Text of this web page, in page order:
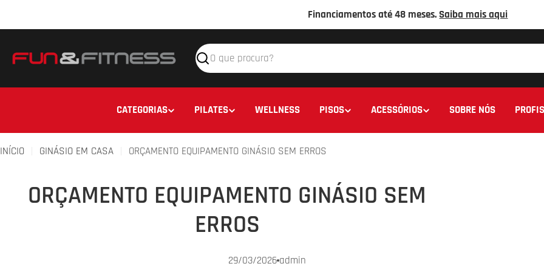
conteúdo
Financiamentos até 48 meses.Saiba mais aqui
Pesquisar
CATEGORIAS PILATES WELLNESS PISOS ACESSÓRIOS SOBRE NÓS
INÍCIO GINÁSIO EM CASA ORÇAMENTO EQUIPAMENTO GINÁSIO SEM ERROS
ORÇAMENTO EQUIPAMENTO GINÁSIO SEM
ERROS
29/03/2026 admin